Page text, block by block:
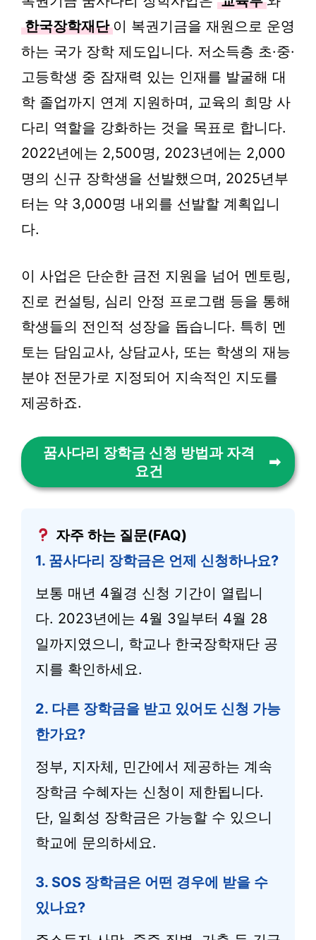
한국장학재단 이 복권기금을 재원으로 운영
하는 국가 장학 제도입니다. 저소득층 초·중·
고등학생 중 잠재력 있는 인재를 발굴해 대
학 졸업까지 연계 지원하며, 교육의 희망 사
다리 역할을 강화하는 것을 목표로 합니다.
2022년에는 2,500명, 2023년에는 2,000
명의 신규 장학생을 선발했으며, 2025년부
터는 약 3,000명 내외를 선발할 계획입니
다.
이 사업은 단순한 금전 지원을 넘어 멘토링,
진로 컨설팅, 심리 안정 프로그램 등을 통해
학생들의 전인적 성장을 돕습니다. 특히 멘
토는 담임교사, 상담교사, 또는 학생의 재능
분야 전문가로 지정되어 지속적인 지도를
제공하죠.
꿈사다리 장학금 신청 방법과 자격
요건
자주 하는 질문(FAQ)
1. 꿈사다리 장학금은 언제 신청하나요?
보통 매년 4월경 신청 기간이 열립니
다. 2023년에는 4월 3일부터 4월 28
일까지였으니, 학교나 한국장학재단 공
지를 확인하세요.
2. 다른 장학금을 받고 있어도 신청 가능
한가요?
정부, 지자체, 민간에서 제공하는 계속
장학금 수혜자는 신청이 제한됩니다.
단, 일회성 장학금은 가능할 수 있으니
학교에 문의하세요.
3. SOS 장학금은 어떤 경우에 받을 수
있나요?